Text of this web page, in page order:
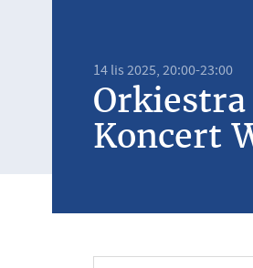
14 lis 2025, 20:00-23:00
Koncert